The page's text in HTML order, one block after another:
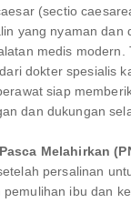
(sectio
yang nyaman dan
medis modern.
dokter spesialis
siap
dan dukungan
Melahirkan
persalinan
pemulihan ibu dan